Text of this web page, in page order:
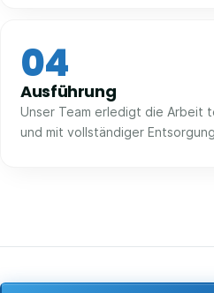
04
Ausführung
Unser Team erledigt die Arbeit
und mit vollständiger